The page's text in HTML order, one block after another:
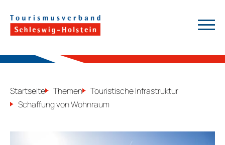
a
Suchen
Startseite Themen
Touristische Infrastruktur
Schaffung von Wohnraum